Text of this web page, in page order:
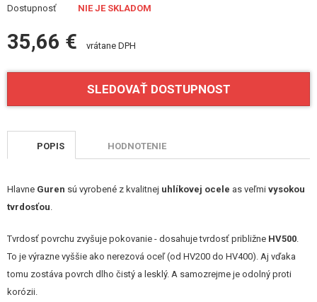
DOPLNKY K ZBRANIAM, POPRUHY
SERVIS A ÚDRŽBA ZBRANÍ
SEBAOBRANA, VÝCVIK, NOŽE
OUTDOOR A BUSHCRAFT
JEDLO
Dostupnosť
NIE JE SKLADOM
35,66 € vrátane DPH
SLEDOVAŤ DOSTUPNOST
POPIS HODNOTENIE
Hlavne Guren sú vyrobené z kvalitnej uhlíkovej ocele as veľmi vysokou
tvrdosťou.
Tvrdosť povrchu zvyšuje pokovanie - dosahuje tvrdosť približne HV500.
To je výrazne vyššie ako nerezová oceľ (od HV200 do HV400). Aj vďaka
tomu zostáva povrch dlho čistý a lesklý. A samozrejme je odolný proti
korózii.